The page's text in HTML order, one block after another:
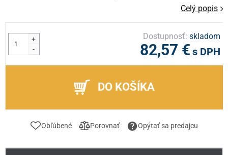
Celý popis
+
-
Dostupnosť:skladom
82,57 € s DPH
DO KOŠÍKA
Obľúbené Porovnať Opýtať sa predajcu